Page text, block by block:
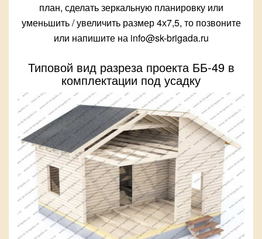
план, сделать зеркальную планировку или
уменьшить / увеличить размер 4х7,5, то позвоните
или напишите на info@sk-brigada.ru
Типовой вид разреза проекта ББ-49 в
комплектации под усадку